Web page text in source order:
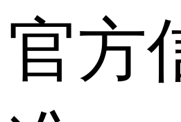
方